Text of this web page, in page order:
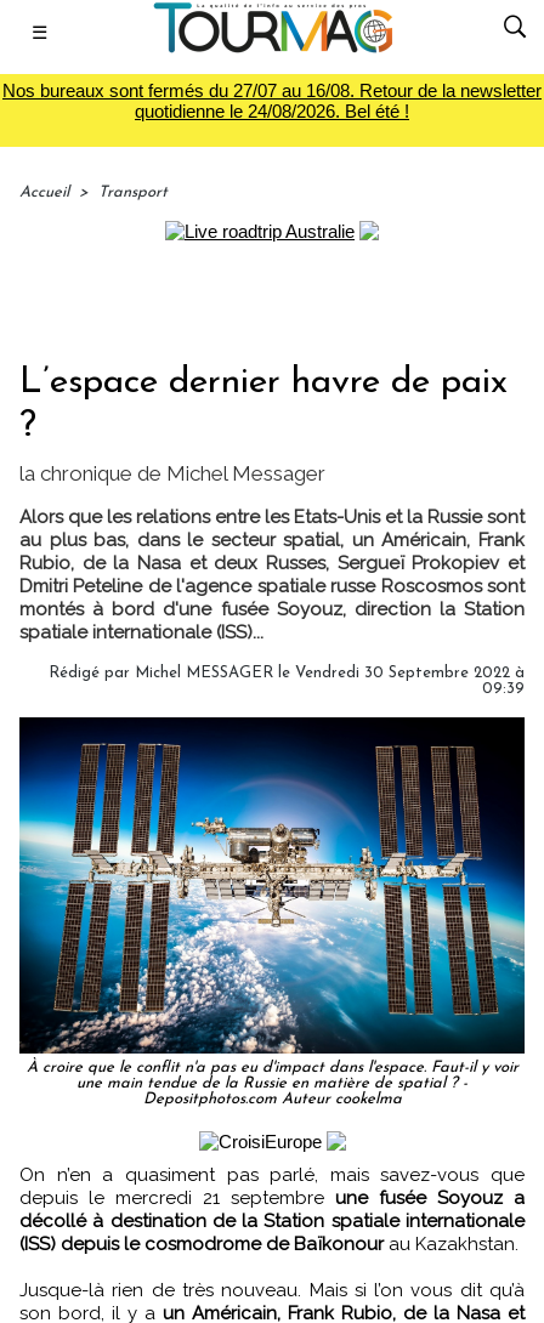
☰
Nos bureaux sont fermés du 27/07 au 16/08. Retour de la newsletter
quotidienne le 24/08/2026. Bel été !
Accueil > Transport
L’espace dernier havre de paix
?
la chronique de Michel Messager
Alors que les relations entre les Etats-Unis et la Russie sont
au plus bas, dans le secteur spatial, un Américain, Frank
Rubio, de la Nasa et deux Russes, Sergueï Prokopiev et
Dmitri Peteline de l'agence spatiale russe Roscosmos sont
montés à bord d'une fusée Soyouz, direction la Station
spatiale internationale (ISS)...
Rédigé par Michel MESSAGER le Vendredi 30 Septembre 2022 à
09:39
À croire que le conflit n'a pas eu d'impact dans l'espace. Faut-il y voir
une main tendue de la Russie en matière de spatial ? -
Depositphotos.com Auteur cookelma
On n’en a quasiment pas parlé, mais savez-vous que
depuis le mercredi 21 septembre une fusée Soyouz a
décollé à destination de la Station spatiale internationale
(ISS) depuis le cosmodrome de Baïkonourau Kazakhstan.
Jusque-là rien de très nouveau. Mais si l’on vous dit qu’à
son bord, il y a un Américain, Frank Rubio, de la Nasa et